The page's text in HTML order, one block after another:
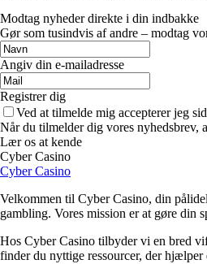
Modtag nyheder direkte i din indbakke
Gør som tusindvis af andre – modtag
Angiv din e-mailadresse
Registrer dig
Ved at tilmelde mig accepterer jeg
Når du tilmelder dig vores nyhedsbrev,
Lær os at kende
Cyber Casino
Cyber Casino
Velkommen til Cyber Casino, din
gambling. Vores mission er at gøre din
Hos Cyber Casino tilbyder vi en bred
finder du nyttige ressourcer, der